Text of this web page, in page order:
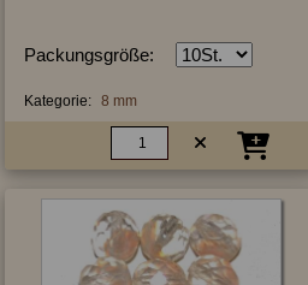
Packungsgröße:
Kategorie: 8 mm